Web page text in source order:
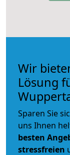
Wir
Lösung
Sparen Sie
uns Ihnen
besten
stressfreien